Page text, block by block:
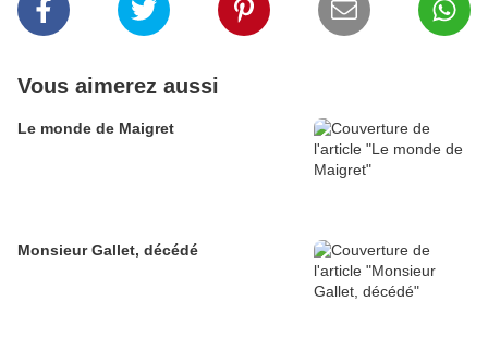
Vous aimerez aussi
Le monde de Maigret
Monsieur Gallet, décédé